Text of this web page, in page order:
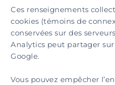
Ces renseignements
cookies (témoins de
conservées sur des
Analytics peut partager
Google.
Vous pouvez empêcher